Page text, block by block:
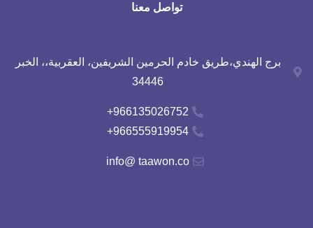
تواصل معنا
برج الهندي،طريق خادم الحرمين الشريفين، العقربية،، الخبر
34446
966135026752+
966555919954+
info@ taawon.co